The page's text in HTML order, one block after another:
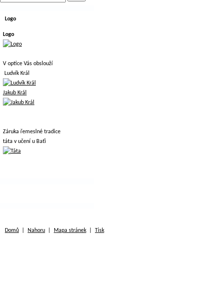
Logo
Logo
V optice Vás obslouží
Ludvík Král
Jakub Král
Záruka řemeslné tradice
táta v učení u Baťi
Domů Nahoru Mapa stránek Tisk